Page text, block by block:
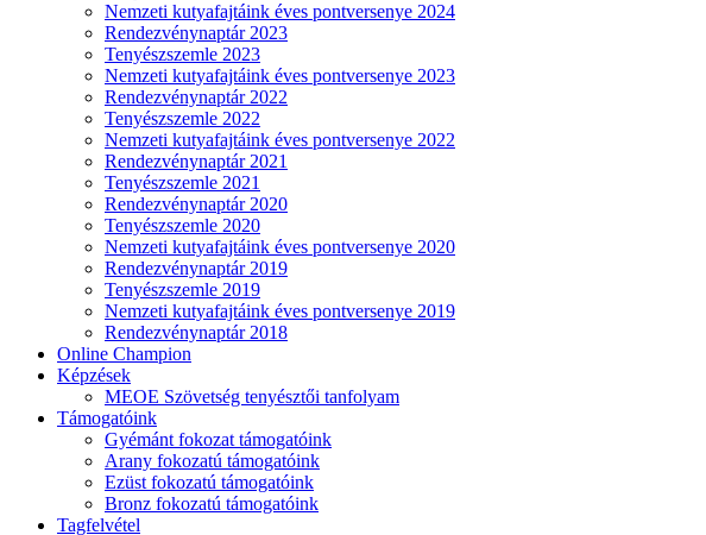
Nemzeti kutyafajtáink éves pontversenye 2024
Rendezvénynaptár 2023
Tenyészszemle 2023
Nemzeti kutyafajtáink éves pontversenye 2023
Rendezvénynaptár 2022
Tenyészszemle 2022
Nemzeti kutyafajtáink éves pontversenye 2022
Rendezvénynaptár 2021
Tenyészszemle 2021
Rendezvénynaptár 2020
Tenyészszemle 2020
Nemzeti kutyafajtáink éves pontversenye 2020
Rendezvénynaptár 2019
Tenyészszemle 2019
Nemzeti kutyafajtáink éves pontversenye 2019
Rendezvénynaptár 2018
Online Champion
Képzések
MEOE Szövetség tenyésztői tanfolyam
Támogatóink
Gyémánt fokozat támogatóink
Arany fokozatú támogatóink
Ezüst fokozatú támogatóink
Bronz fokozatú támogatóink
Tagfelvétel